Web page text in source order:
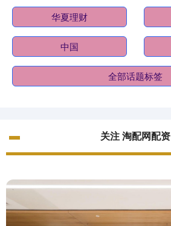
华夏理财
中国
全部话题标签
关注 淘配网配资